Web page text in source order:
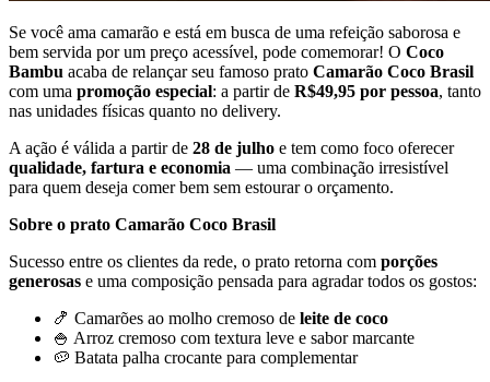
Se você ama camarão e está em busca de uma refeição saborosa e
bem servida por um preço acessível, pode comemorar! O Coco
Bambu acaba de relançar seu famoso prato Camarão Coco Brasil
com uma promoção especial: a partir de R$49,95 por pessoa, tanto
nas unidades físicas quanto no delivery.
A ação é válida a partir de 28 de julho e tem como foco oferecer
qualidade, fartura e economia — uma combinação irresistível
para quem deseja comer bem sem estourar o orçamento.
Sobre o prato Camarão Coco Brasil
Sucesso entre os clientes da rede, o prato retorna com porções
generosas e uma composição pensada para agradar todos os gostos:
🍤 Camarões ao molho cremoso de leite de coco
🍚 Arroz cremoso com textura leve e sabor marcante
🥔 Batata palha crocante para complementar